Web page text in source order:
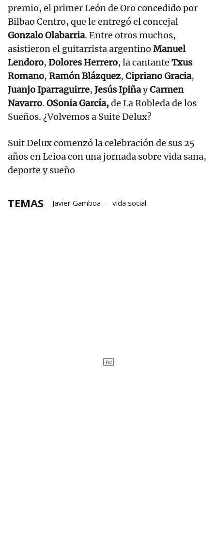
premio, el primer León de Oro concedido por
Bilbao Centro, que le entregó el concejal
Gonzalo Olabarria. Entre otros muchos,
asistieron el guitarrista argentino Manuel
Lendoro, Dolores Herrero, la cantante Txus
Romano, Ramón Blázquez, Cipriano Gracia,
Juanjo Iparraguirre, Jesús IpiñayCarmen
Navarro. OSonia García,de La Robleda de los
Sueños. ¿Volvemos a Suite Delux?
Suit Delux comenzó la celebración de sus 25
años en Leioa con una jornada sobre vida sana,
deporte y sueño
TEMAS Javier Gamboa vida social